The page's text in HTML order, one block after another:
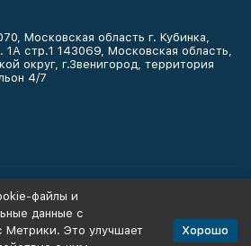
Московская область г. Кубинка,
стр.1 143069, Московская область,
округ, г.Звенигород, территория
4/7
файлы и
данные с
Метрики. Это улучшает
Хорошо